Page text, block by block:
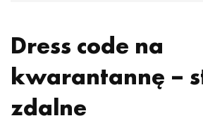
Dress code na
kwarantannę –
zdalne